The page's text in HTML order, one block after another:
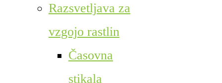
Razsvetljava za
vzgojo rastlin
Časovna
stikala